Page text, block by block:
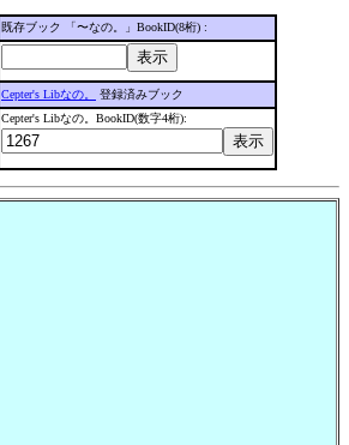
既存ブック 「〜なの。」BookID(8桁) :
Cepter's Libなの。
登録済みブック
Cepter's Libなの。BookID(数字4桁):